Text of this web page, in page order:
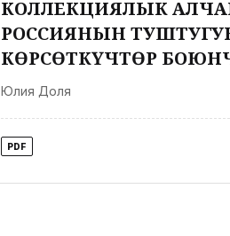
КОЛЛЕКЦИЯЛЫК
РОССИЯНЫН
КӨРСӨТКҮЧТӨР
Юлия Доля
PDF